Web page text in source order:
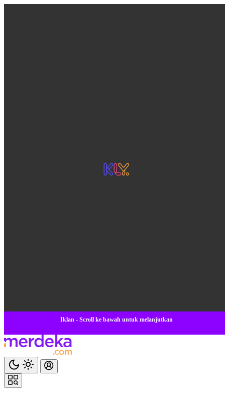
Iklan - Scroll ke bawah untuk melanjutkan